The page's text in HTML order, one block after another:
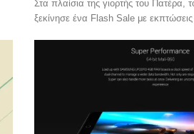
Στα πλαίσια της γιορτής του Πατέρα,
ξεκίνησε ένα Flash Sale με